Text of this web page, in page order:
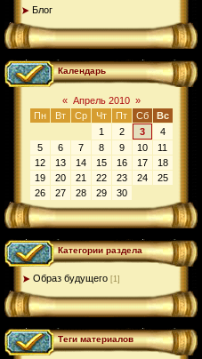
Блог
Календарь
« Апрель 2010 »
Пн
Вт Ср Чт Пт Сб
Вс
1
2 3
4
5
6 7 8 9 10
11
12
13 14 15 16 17
18
19
20 21 22 23 24
25
26
27 28 29 30
Категории раздела
Образ будущего [1]
Теги материалов